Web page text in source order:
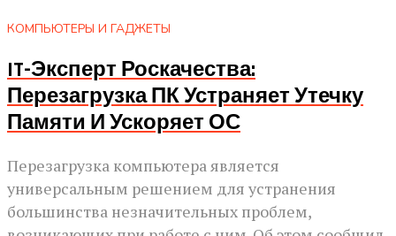
КОМПЬЮТЕРЫ И ГАДЖЕТЫ
IT-Эксперт Роскачества:
Перезагрузка ПК Устраняет Утечку
Памяти И Ускоряет ОС
Перезагрузка компьютера является
универсальным решением для устранения
большинства незначительных проблем,